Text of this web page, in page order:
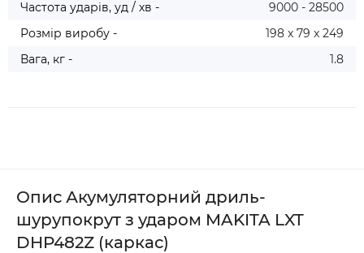
Частота ударів, уд / хв -
9000 - 28500
Розмір виробу -
198 x 79 x 249
Вага, кг -
1.8
Опис Акумуляторний дриль-
шурупокрут з ударом MAKITA LXT
DHP482Z (каркас)